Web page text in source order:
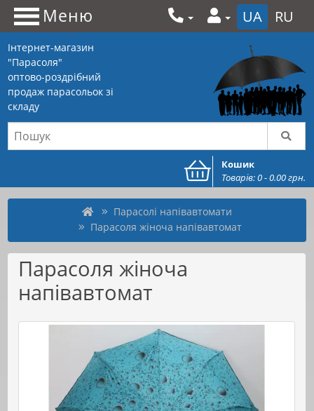
Меню UA RU
Інтернет-магазин
"Парасоля"
оптово-роздрібний
продаж парасольок зі
складу
Кошик
Товарів: 0 - 0.00 грн.
Парасолі напівавтомати
Парасоля жіноча напівавтомат
Парасоля жіноча
напівавтомат